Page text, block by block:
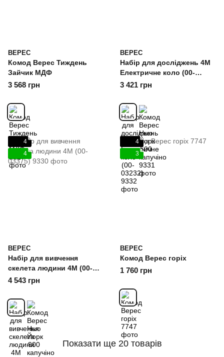
ВЕРЕС
Комод Верес Тиждень
Зайчик МДФ
3 568 грн
ВЕРЕС
Набір для досліджень 4M
Електричне коло (00-
03232)
3 421 грн
4
4
ВЕРЕС
Набір для вивчення
скелета людини 4M (00-
03375)
4 543 грн
4
3
ВЕРЕС
Комод Верес горіх
1 760 грн
Показати ще 20 товарів